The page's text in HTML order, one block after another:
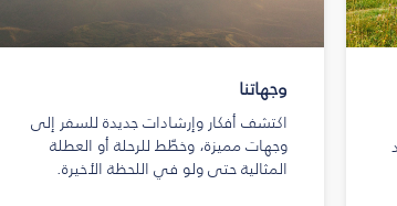
وجهاتنا
اكتشف أفكار وإرشادات جديدة للسفر إلى
وجهات مميزة، وخطّط للرحلة أو العطلة
المثالية حتى ولو في اللحظة الأخيرة.